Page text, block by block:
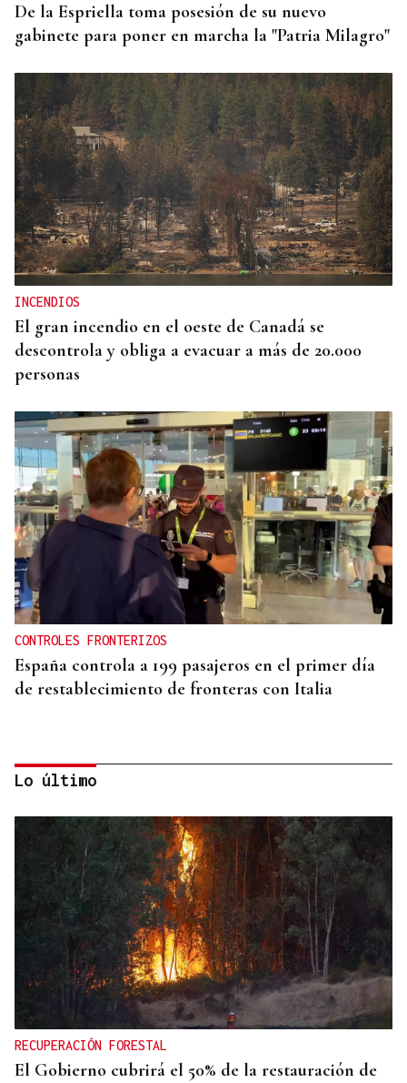
De la Espriella toma posesión de su nuevo
gabinete para poner en marcha la "Patria Milagro"
INCENDIOS
El gran incendio en el oeste de Canadá se
descontrola y obliga a evacuar a más de 20.000
personas
CONTROLES FRONTERIZOS
España controla a 199 pasajeros en el primer día
de restablecimiento de fronteras con Italia
ECLIPSE EN ESPAÑA
Iberia fletará un vuelo especial para contemplar el
eclipse total de Sol desde el aire
Lo último
RECUPERACIÓN FORESTAL
El Gobierno cubrirá el 50% de la restauración de